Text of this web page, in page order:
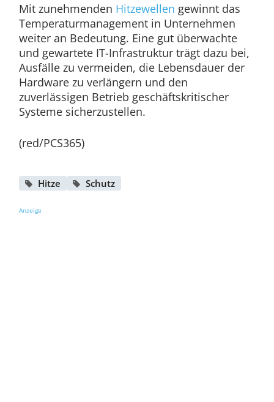
Mit zunehmenden Hitzewellen gewinnt das
Temperaturmanagement in Unternehmen
weiter an Bedeutung. Eine gut überwachte
und gewartete IT-Infrastruktur trägt dazu bei,
Ausfälle zu vermeiden, die Lebensdauer der
Hardware zu verlängern und den
zuverlässigen Betrieb geschäftskritischer
Systeme sicherzustellen.
(red/PCS365)
Hitze Schutz
Anzeige